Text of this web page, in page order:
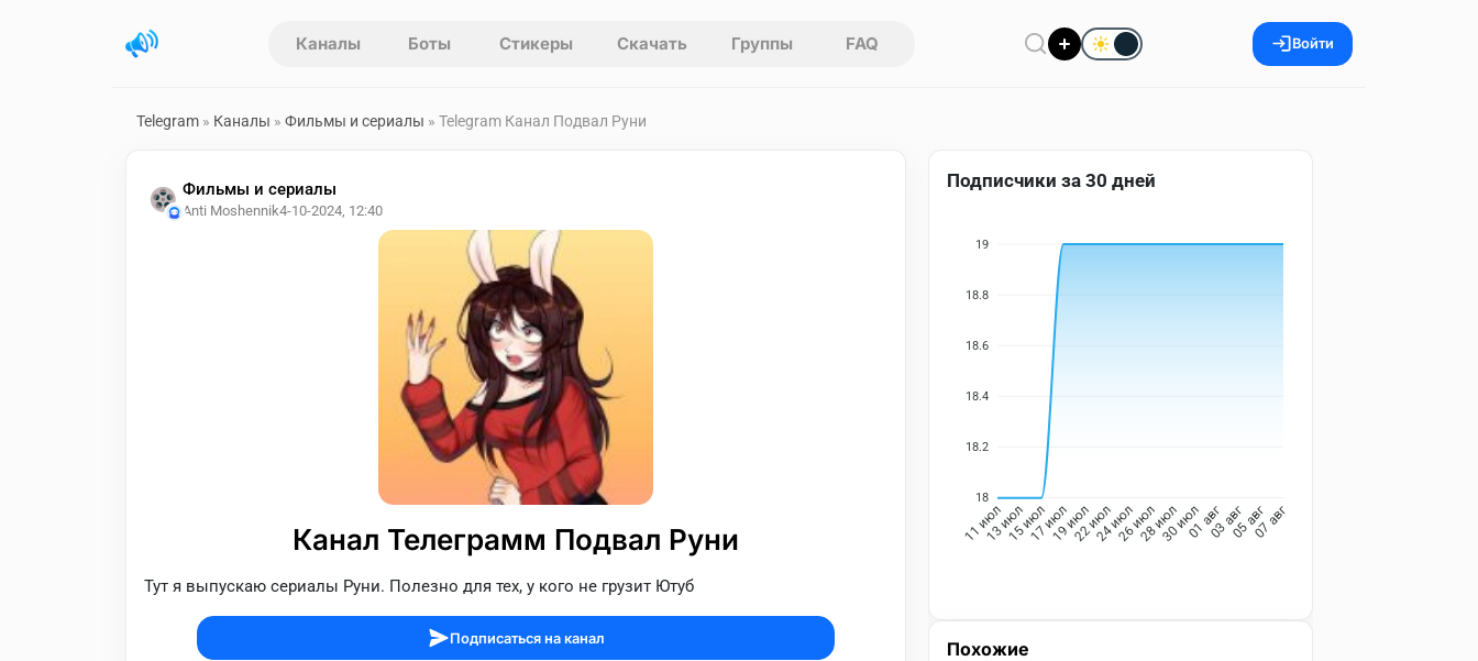
Каналы Боты Стикеры Скачать Группы FAQ Войти
Telegram » Каналы » Фильмы и сериалы » Telegram Канал Подвал Руни
Фильмы и сериалы
Anti Moshennik4-10-2024, 12:40
Канал Телеграмм Подвал Руни
Тут я выпускаю сериалы Руни. Полезно для тех, у кого не грузит Ютуб
Подписаться на канал
Подписчики за 30 дней
19
18.8
18.6
18.4
18.2
18
11 июл13 июл15 июл17 июл19 июл22 июл24 июл26 июл28 июл30 июл01 авг03 авг05 авг07 авг
Похожие